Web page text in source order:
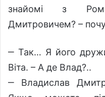
знайомі з
Дмитровичем? –
‒ Так… Я його
Віта. – А де Влад?..
‒ Владислав